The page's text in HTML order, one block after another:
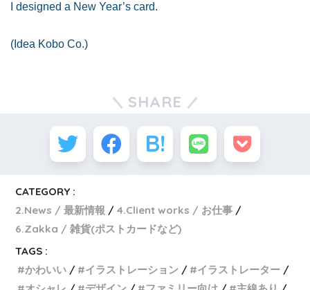
I designed a New Year’s card.
(Idea Kobo Co.)
SHARE
CATEGORY :
2.News / 最新情報
4.Client works / お仕事
6.Zakka / 雑貨(ポストカードなど)
TAGS :
かわいい
イラストレーション
イラストレーター